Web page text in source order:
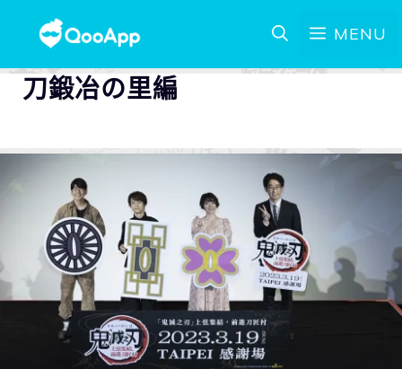
MENU
刀鍛冶の里編